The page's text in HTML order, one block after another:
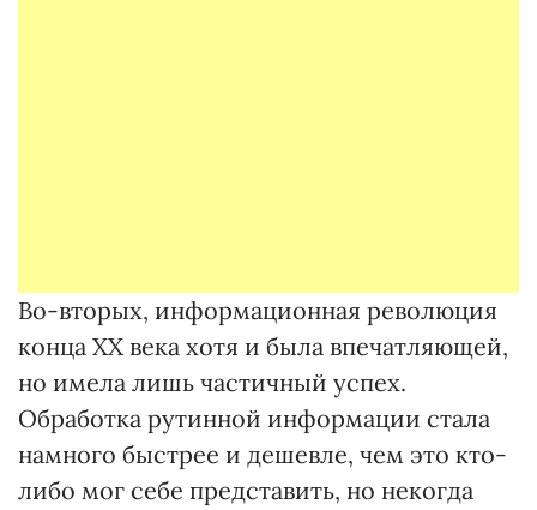
Во-вторых, информационная революция
конца ХХ века хотя и была впечатляющей,
но имела лишь частичный успех.
Обработка рутинной информации стала
намного быстрее и дешевле, чем это кто-
либо мог себе представить, но некогда